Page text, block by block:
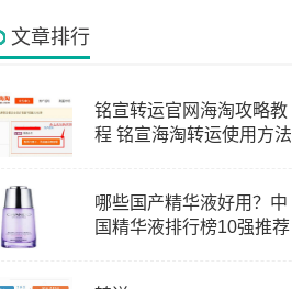
文章排行
铭宣转运官网海淘攻略教
程 铭宣海淘转运使用方法
哪些国产精华液好用？中
国精华液排行榜10强推荐